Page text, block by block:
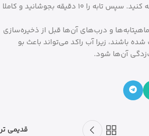
لباسشویی را به آن اضافه کنید. سپس تابه را ۱۰ دقیقه بجوشانید و کاملا
و درب‌های آن‌ها قبل از ذخیره‌سازی
باشند، زیرا آب راکد می‌تواند باعث بو
آن‌ها شود.
قدیمی تر